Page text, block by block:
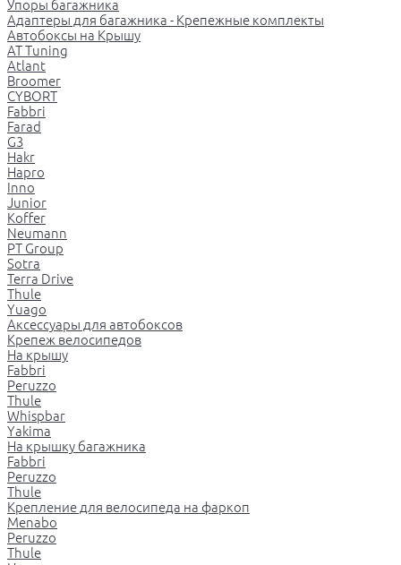
Упоры багажника
Адаптеры для багажника - Крепежные комплекты
Автобоксы на Крышу
AT Tuning
Atlant
Broomer
CYBORT
Fabbri
Farad
G3
Hakr
Hapro
Inno
Junior
Koffer
Neumann
PT Group
Sotra
Terra Drive
Thule
Yuago
Аксессуары для автобоксов
Крепеж велосипедов
На крышу
Fabbri
Peruzzo
Thule
Whispbar
Yakima
На крышку багажника
Fabbri
Peruzzo
Thule
Крепление для велосипеда на фаркоп
Menabo
Peruzzo
Thule